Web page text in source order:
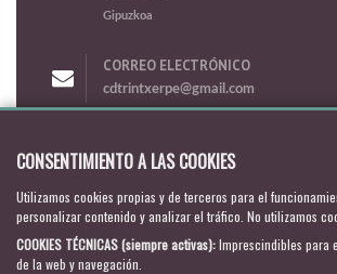
Gipuzkoa
CORREO ELECTRÓNICO
cdtrintxerpe@gmail.com
ACCESO A GESDEP.NET
CONSENTIMIENTO A LAS COOKIES
Utilizamos cookies propias y de terceros para el
personalizar contenido y analizar el tráfico. No utilizamos
COOKIES TÉCNICAS (siempre activas):Imprescindibles para
de la web y navegación.